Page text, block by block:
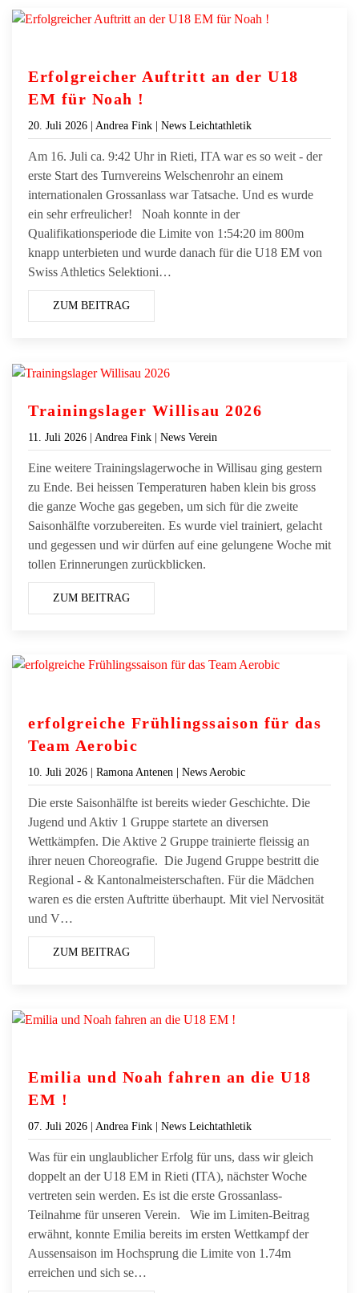
Erfolgreicher Auftritt an der U18
EM für Noah !
20. Juli 2026 | Andrea Fink | News Leichtathletik
Am 16. Juli ca. 9:42 Uhr in Rieti, ITA war es so weit - der
erste Start des Turnvereins Welschenrohr an einem
internationalen Grossanlass war Tatsache. Und es wurde
ein sehr erfreulicher! Noah konnte in der
Qualifikationsperiode die Limite von 1:54:20 im 800m
knapp unterbieten und wurde danach für die U18 EM von
Swiss Athletics Selektioni…
ZUM BEITRAG
Trainingslager Willisau 2026
11. Juli 2026 | Andrea Fink | News Verein
Eine weitere Trainingslagerwoche in Willisau ging gestern
zu Ende. Bei heissen Temperaturen haben klein bis gross
die ganze Woche gas gegeben, um sich für die zweite
Saisonhälfte vorzubereiten. Es wurde viel trainiert, gelacht
und gegessen und wir dürfen auf eine gelungene Woche mit
tollen Erinnerungen zurückblicken.
ZUM BEITRAG
erfolgreiche Frühlingssaison für das
Team Aerobic
10. Juli 2026 | Ramona Antenen | News Aerobic
Die erste Saisonhälfte ist bereits wieder Geschichte. Die
Jugend und Aktiv 1 Gruppe startete an diversen
Wettkämpfen. Die Aktive 2 Gruppe trainierte fleissig an
ihrer neuen Choreografie. Die Jugend Gruppe bestritt die
Regional - & Kantonalmeisterschaften. Für die Mädchen
waren es die ersten Auftritte überhaupt. Mit viel Nervosität
und V…
ZUM BEITRAG
Emilia und Noah fahren an die U18
EM !
07. Juli 2026 | Andrea Fink | News Leichtathletik
Was für ein unglaublicher Erfolg für uns, dass wir gleich
doppelt an der U18 EM in Rieti (ITA), nächster Woche
vertreten sein werden. Es ist die erste Grossanlass-
Teilnahme für unseren Verein. Wie im Limiten-Beitrag
erwähnt, konnte Emilia bereits im ersten Wettkampf der
Aussensaison im Hochsprung die Limite von 1.74m
erreichen und sich se…